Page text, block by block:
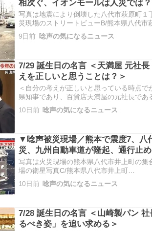
相次ぐ、イオンモールは人災では？
写真は地震により倒壊した八代市萩原町
災現場のストリートビューB/熊本県八代市
https://maps.app.goo.gl/
は珈琲店「ミック」、薩摩おれんじ鉄道
9日前 唸声の気になるニュース
7/29 誕生日の名言 ＜天満屋 元社
えを正しいと思うことは？＞
＜自分の考えが正しいと思っている時点
県知事であり、百貨店天満屋の元社長で
の言葉です。この言葉は、変化の激しい
に深い示唆を与えてくれます。自身の信念
10日前 唸声の気になるニュース
▼唸声被災現場／熊本で震度7、八
災、九州自動車道が隆起、通行止め
写真は火災現場の熊本県八代市井上町の
場の衛星写真C/熊本県八代市井上町
https://www.google.com/maps/
10日前 唸声の気になるニュース
7/28 誕生日の名言 ＜山崎製パン
るべき姿」を追い求める＞